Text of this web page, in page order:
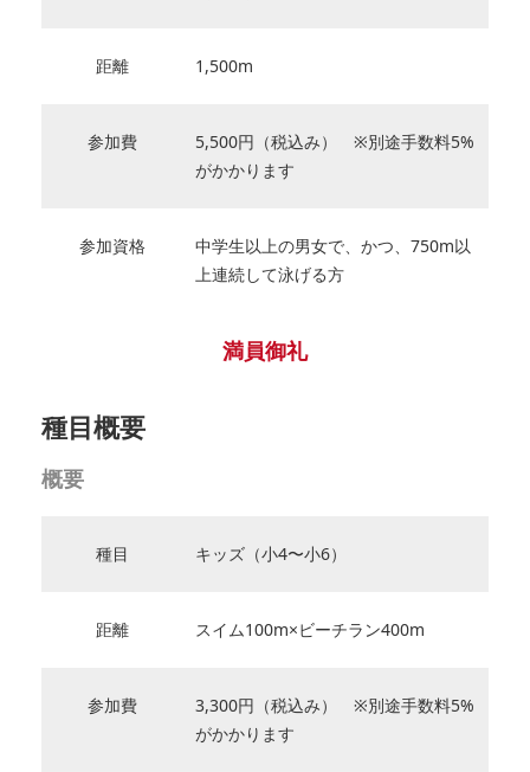
距離 1,500m
参加費
5,500円（税込み） ※別途手数料5%
がかかります
参加資格
中学生以上の男女で、かつ、750m以
上連続して泳げる方
満員御礼
種目概要
概要
種目 キッズ（小4〜小6）
距離 スイム100m×ビーチラン400m
参加費
3,300円（税込み） ※別途手数料5%
がかかります